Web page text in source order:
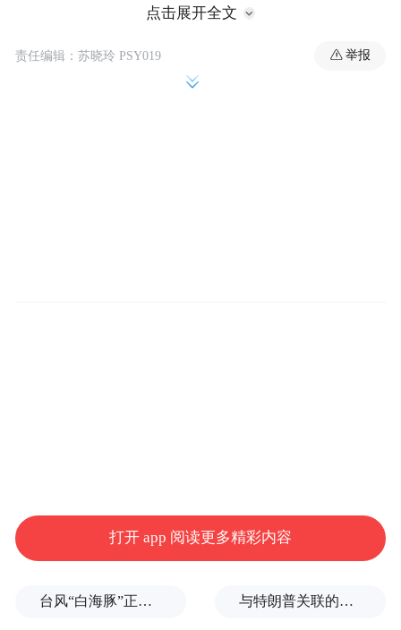
家”为耻；翻INS，逛各个博主的家，励志要
装出一个真正属于自己风格的家。
点击展开全文
责任编辑：苏晓玲 PSY019 举报
打开 app 阅读更多精彩内容
台风“白海豚”正式登陆 与特朗普关联的美石油公司拟在格陵兰岛钻探，岛政府强烈警告